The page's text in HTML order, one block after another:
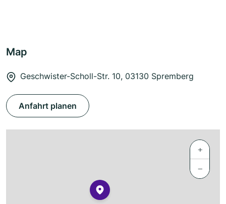
Map
Geschwister-Scholl-Str. 10, 03130 Spremberg
Anfahrt planen
+
−